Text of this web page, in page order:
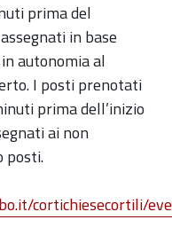
prima del
in base
autonomia al
I posti prenotati
prima dell’inizio
ai non
posti.
cortichiesecortili/